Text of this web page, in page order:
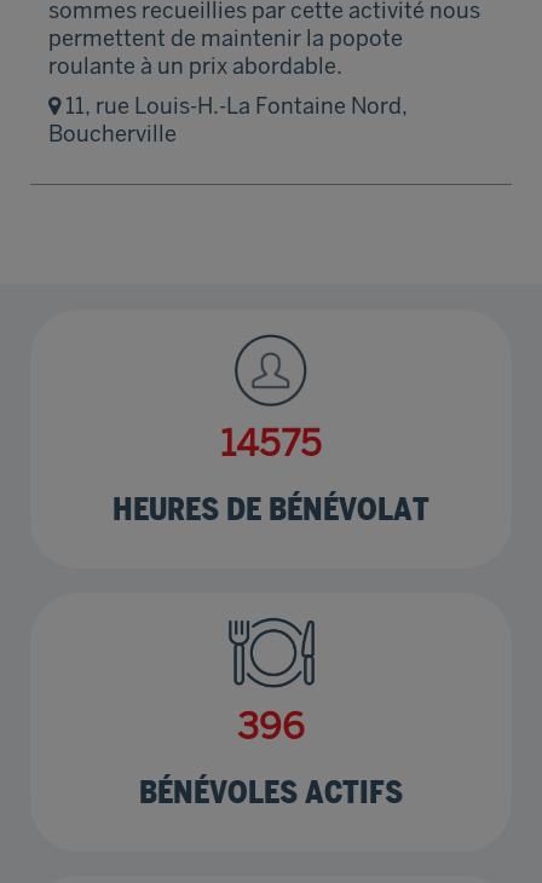
sommes recueillies par cette activité nous
permettent de maintenir la popote
roulante à un prix abordable.
11, rue Louis-H.-La Fontaine Nord,
Boucherville
17721
HEURES DE BÉNÉVOLAT
482
BÉNÉVOLES ACTIFS